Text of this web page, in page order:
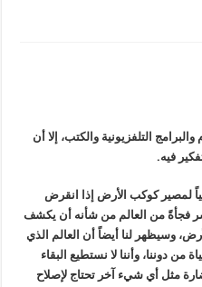
التلفزيونية والكتب، إلا أن
فيه.
لمصير كوكب الأرض إذا انقرض
فجأةً من العالم من شأنه أن يكشف
وسيظهر لنا أيضاً أن العالم الذي
من دوننا، وأننا لا نستطيع البقاء
مثل أي شيء آخر تحتاج لإصلاح